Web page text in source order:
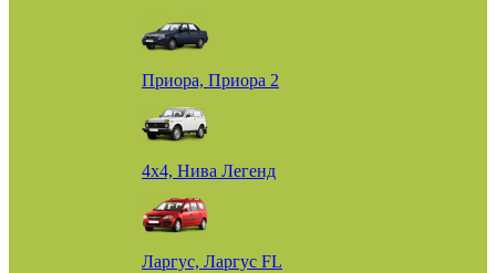
Приора, Приора 2
4х4, Нива Легенд
Ларгус, Ларгус FL